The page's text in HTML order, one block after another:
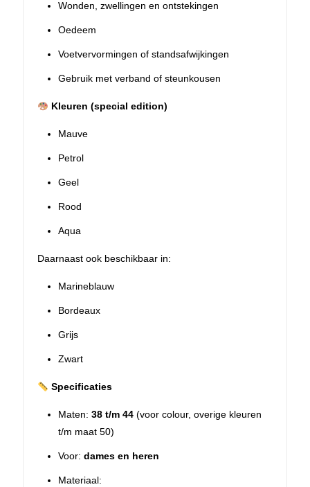
Wonden, zwellingen en ontstekingen
Oedeem
Voetvervormingen of standsafwijkingen
Gebruik met verband of steunkousen
Kleuren (special edition)
Mauve
Petrol
Geel
Rood
Aqua
Daarnaast ook beschikbaar in:
Marineblauw
Bordeaux
Grijs
Zwart
Specificaties
Maten: 38 t/m 44 (voor colour, overige kleuren
t/m maat 50)
Voor: dames en heren
Materiaal: